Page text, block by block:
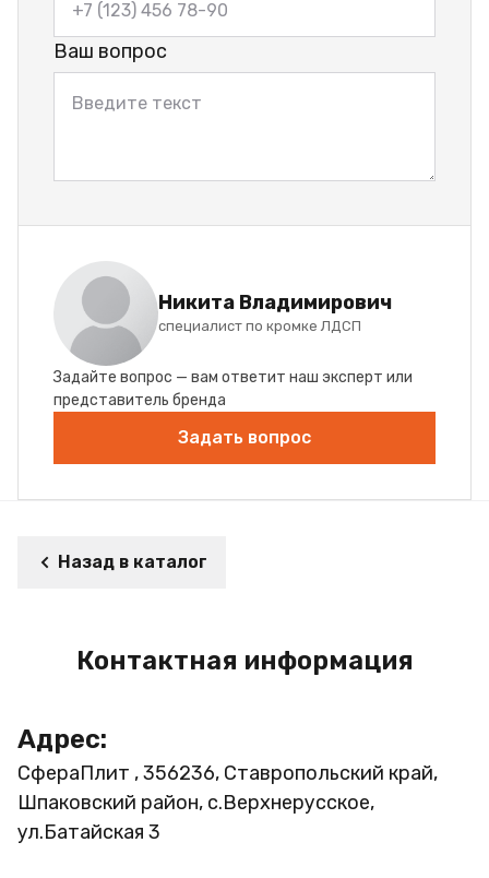
Ваш вопрос
Никита Владимирович
специалист по кромке ЛДСП
Задайте вопрос — вам ответит наш эксперт или
представитель бренда
Задать вопрос
Назад в каталог
Контактная информация
Адрес:
СфераПлит , 356236, Ставропольский край,
Шпаковский район, с.Верхнерусское,
ул.Батайская 3